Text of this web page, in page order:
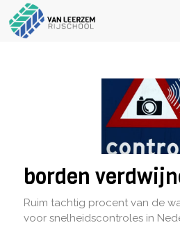
borden
Ruim tachtig procent van de
voor snelheidscontroles in